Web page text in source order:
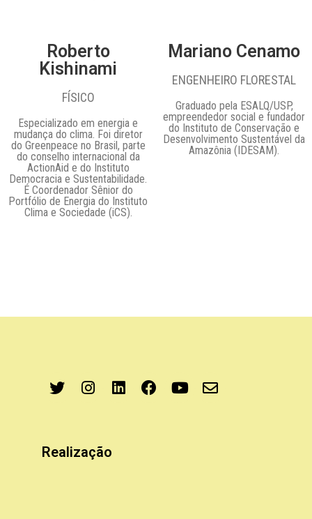
Roberto
Kishinami
FÍSICO
Especializado em energia e
mudança do clima. Foi diretor
do Greenpeace no Brasil, parte
do conselho internacional da
ActionAid e do Instituto
Democracia e Sustentabilidade.
É Coordenador Sênior do
Portfólio de Energia do Instituto
Clima e Sociedade (iCS).
Mariano Cenamo
ENGENHEIRO FLORESTAL
Graduado pela ESALQ/USP,
empreendedor social e fundador
do Instituto de Conservação e
Desenvolvimento Sustentável da
Amazônia (IDESAM).
Realização